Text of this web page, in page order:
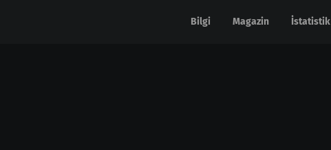
Bilgi Magazin İstatistik
Bilgi Magazin İstatistik